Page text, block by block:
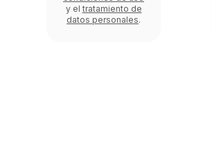
y el tratamiento de
datos personales.